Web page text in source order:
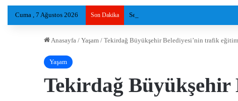
Cuma , 7 Ağustos 2026 Son Dakika Serinlemek İçin Göle Giren Adamın
Anasayfa / Yaşam / Tekirdağ Büyükşehir Belediyesi’nin trafik
Yaşam
Tekirdağ Büyükşehir